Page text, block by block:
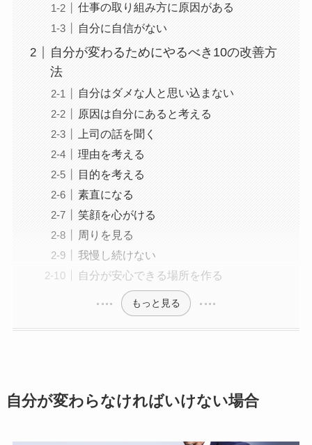
仕事の取り組み方に原因がある
自分に自信がない
自分が変わるためにやるべき10の改善方
法
自分はダメな人と思い込まない
原因は自分にあると考える
上司の話を聞く
理由を考える
目的を考える
素直になる
笑顔を心がける
周りを見る
我慢し続けない
自分が安心できる場所を作る
もっと見る
自分が変わらなければいけない場合